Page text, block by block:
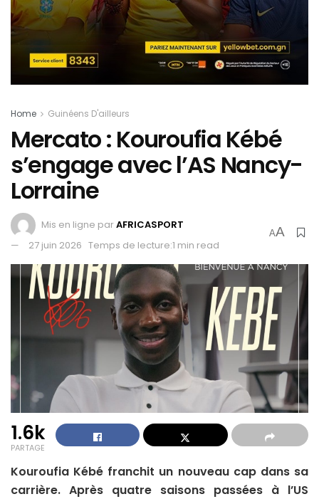
Home Guinéens D'ailleurs
Mercato : Kouroufia Kébé
s’engage avec l’AS Nancy-
Lorraine
Mis en ligne parAFRICASPORT
27 juin 2026 Temps de lecture:1 min read
AA
1.6k
PARTAGE
Kouroufia Kébé franchit un nouveau cap dans sa
carrière. Après quatre saisons passées à l’US